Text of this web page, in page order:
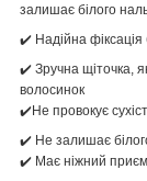
залишає білого
✔️ Надійна фіксація
✔️ Зручна щіточка,
волосинок
✔️Не провокує
✔️ Не залишає
✔️ Має ніжний